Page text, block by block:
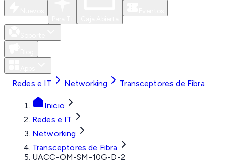
Redes e IT Networking Transceptores de Fibra
Inicio
Redes e IT
Networking
Transceptores de Fibra
UACC-OM-SM-10G-D-2